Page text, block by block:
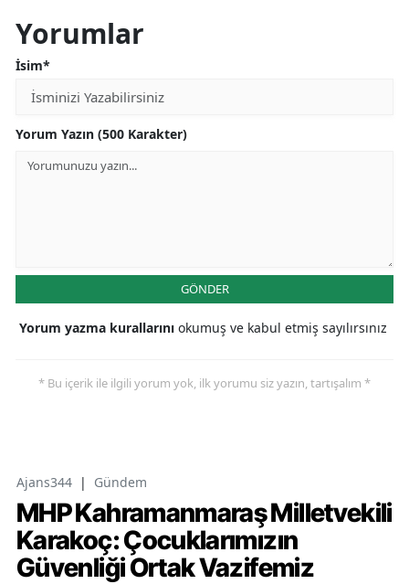
Yorumlar
İsim*
Yorum Yazın (500 Karakter)
GÖNDER
Yorum yazma kurallarını okumuş ve kabul etmiş sayılırsınız
* Bu içerik ile ilgili yorum yok, ilk yorumu siz yazın, tartışalım *
Ajans344 | Gündem
MHP Kahramanmaraş Milletvekili
Karakoç: Çocuklarımızın
Güvenliği Ortak Vazifemiz